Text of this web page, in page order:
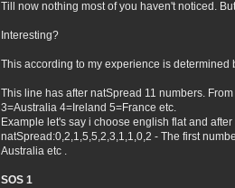
Till now nothing most of you haven't noticed.
Interesting?
This according to my experience is
This line has after natSpread 11 numbers.
3=Australia 4=Ireland 5=France etc.
Example let's say i choose english flat and
natSpread:0,2,1,5,5,2,3,1,1,0,2 - The first
Australia etc .
SOS 1